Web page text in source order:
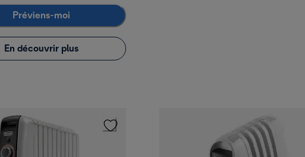
Préviens-moi
En découvrir plus